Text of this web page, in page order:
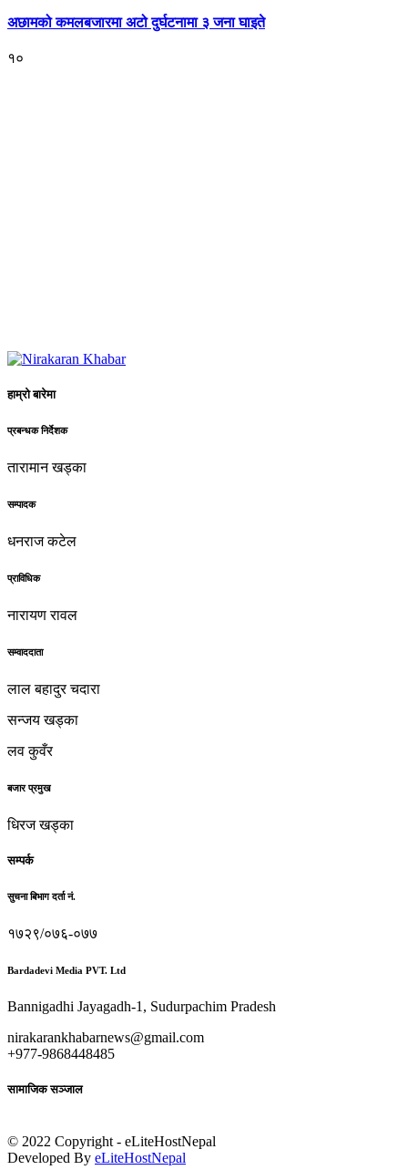
अछामको कमलबजारमा अटो दुर्घटनामा ३ जना घाइते
१०
हाम्रो बारेमा
प्रबन्धक निर्देशक
तारामान खड्का
सम्पादक
धनराज कटेल
प्राविधिक
नारायण रावल
सम्वाददाता
लाल बहादुर चदारा
सन्जय खड्का
लव कुवँर
बजार प्रमुख
धिरज खड्का
सम्पर्क
सुचना बिभाग दर्ता नं.
१७२९/०७६-०७७
Bardadevi Media PVT. Ltd
Bannigadhi Jayagadh-1, Sudurpachim Pradesh
nirakarankhabarnews@gmail.com
+977-9868448485
सामाजिक सञ्जाल
© 2022 Copyright - eLiteHostNepal
Developed By eLiteHostNepal